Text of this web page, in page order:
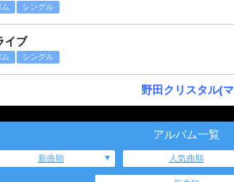
ム シングル
イブ
ム シングル
野田クリスタル(
アルバム一覧
新曲順 人気曲順